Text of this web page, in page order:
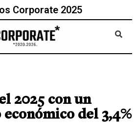
Corporate 2025
2025 con un
del 3,4%